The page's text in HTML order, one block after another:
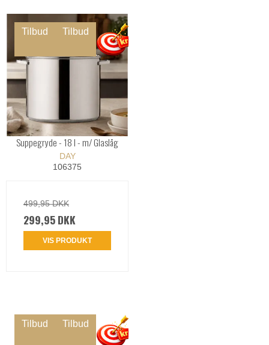
Tilbud Tilbud
Suppegryde - 18 l - m/ Glaslåg
DAY
106375
499,95 DKK
299,95 DKK
VIS PRODUKT
Tilbud Tilbud